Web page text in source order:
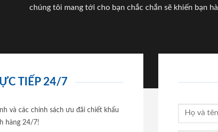
chúng tôi mang tới cho bạn chắc chắn sẽ khiến bạn
TIẾP 24/7
và các chính sách ưu đãi chiết khấu
hàng 24/7!